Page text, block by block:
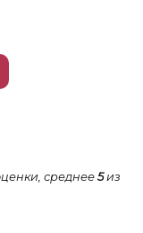
среднее5из